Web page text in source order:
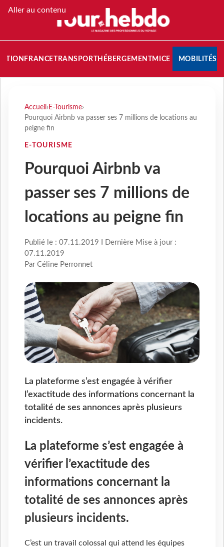
Aller au contenu
FRANCETRANSPORT HÉBERGEMENTMICE MOBILITÉS
Accueil › E-Tourisme›
Pourquoi Airbnb va passer ses 7 millions de locations au
peigne fin
E-TOURISME
Pourquoi Airbnb va
passer ses 7 millions de
locations au peigne fin
Publié le : 07.11.2019 I Dernière Mise à jour :
07.11.2019
Par Céline Perronnet
La plateforme s’est engagée à vérifier
l’exactitude des informations concernant la
totalité de ses annonces après plusieurs
incidents.
La plateforme s’est engagée à
vérifier l’exactitude des
informations concernant la
totalité de ses annonces après
plusieurs incidents.
C’est un travail colossal qui attend les équipes